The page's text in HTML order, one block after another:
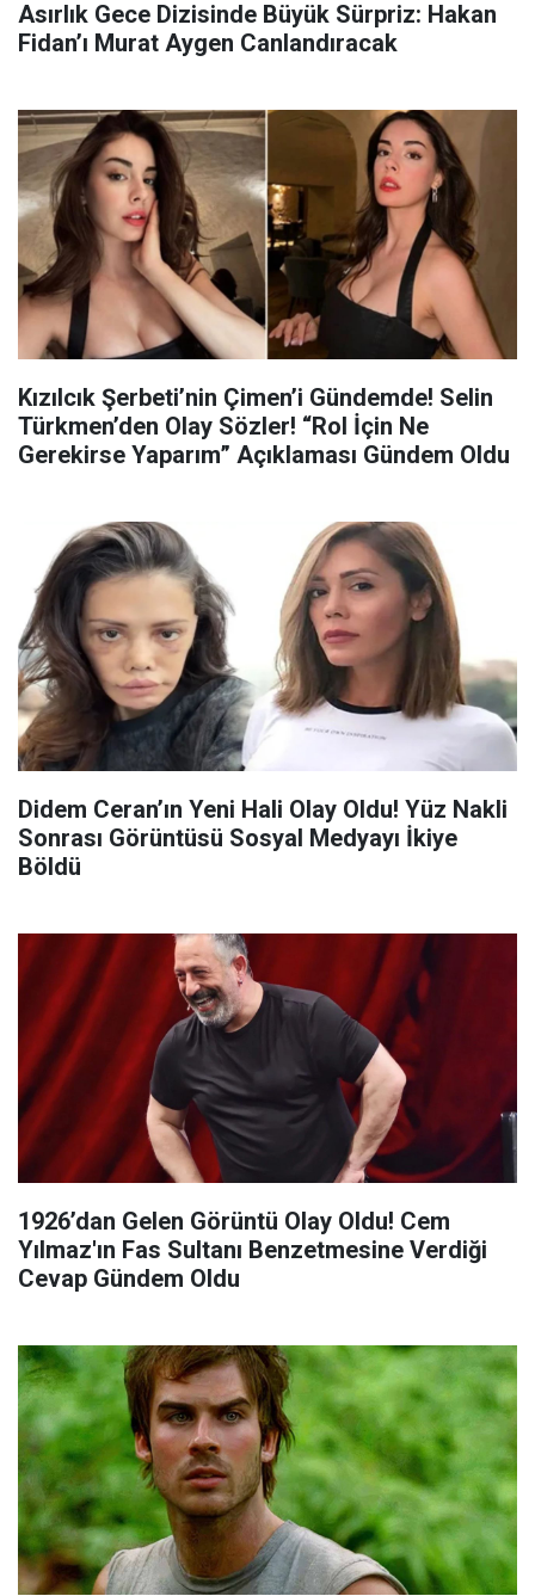
Asırlık Gece Dizisinde Büyük Sürpriz: Hakan
Fidan’ı Murat Aygen Canlandıracak
Kızılcık Şerbeti’nin Çimen’i Gündemde! Selin
Türkmen’den Olay Sözler! “Rol İçin Ne
Gerekirse Yaparım” Açıklaması Gündem Oldu
Didem Ceran’ın Yeni Hali Olay Oldu! Yüz Nakli
Sonrası Görüntüsü Sosyal Medyayı İkiye
Böldü
1926’dan Gelen Görüntü Olay Oldu! Cem
Yılmaz'ın Fas Sultanı Benzetmesine Verdiği
Cevap Gündem Oldu